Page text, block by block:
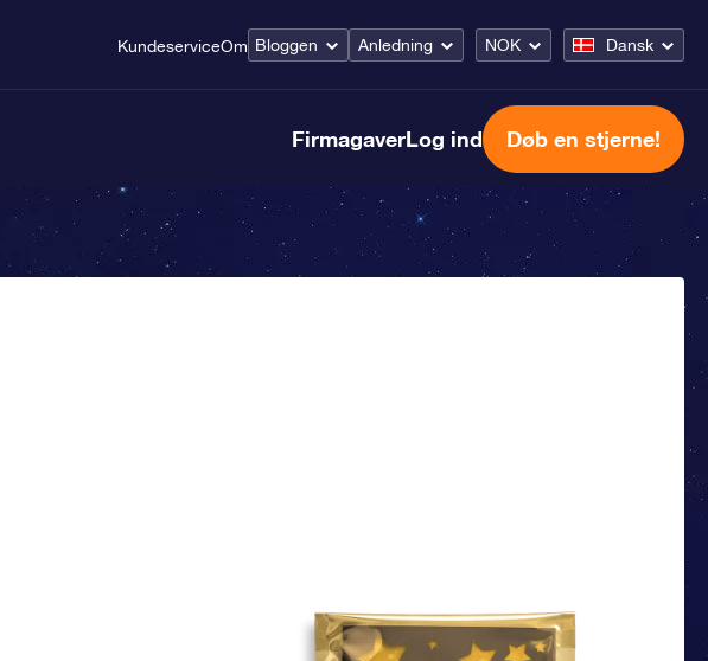
KundeserviceOm Bloggen Anledning NOK Dansk
FirmagaverLog ind Døb en stjerne!